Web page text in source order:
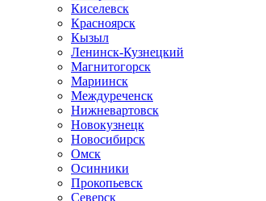
Киселевск
Красноярск
Кызыл
Ленинск-Кузнецкий
Магнитогорск
Мариинск
Междуреченск
Нижневартовск
Новокузнецк
Новосибирск
Омск
Осинники
Прокопьевск
Северск